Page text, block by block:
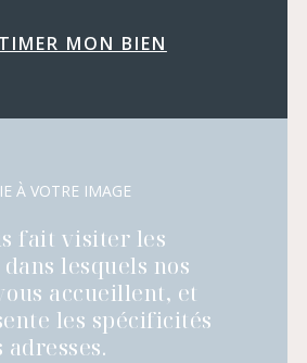
MON BIEN
À VOTRE IMAGE
fait visiter les
lesquels nos
accueillent, et
les spécificités
adresses.